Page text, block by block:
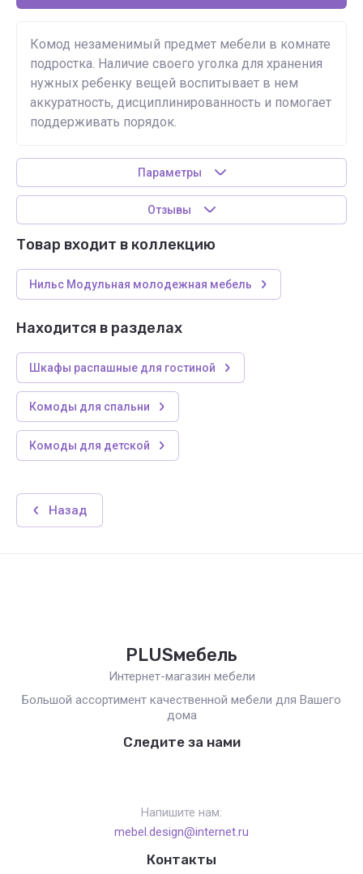
Комод незаменимый предмет мебели в комнате
подростка. Наличие своего уголка для хранения
нужных ребенку вещей воспитывает в нем
аккуратность, дисциплинированность и помогает
поддерживать порядок.
Параметры
Отзывы
Товар входит в коллекцию
Нильс Модульная молодежная мебель
Находится в разделах
Шкафы распашные для гостиной
Комоды для спальни
Комоды для детской
Назад
PLUSмебель
Интернет-магазин мебели
Большой ассортимент качественной мебели для Вашего
дома
Следите за нами
Напишите нам:
mebel.design@internet.ru
Контакты